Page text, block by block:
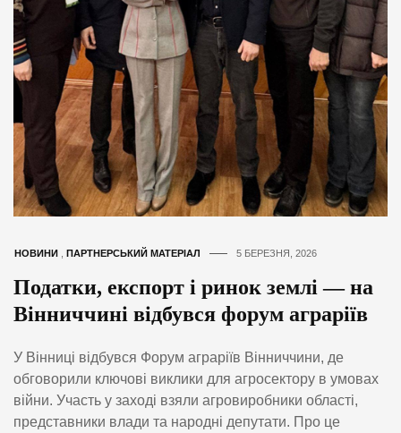
НОВИНИ ПАРТНЕРСЬКИЙ МАТЕРІАЛ 5 БЕРЕЗНЯ, 2026
Податки, експорт і ринок землі — на
Вінниччині відбувся форум аграріїв
У Вінниці відбувся Форум аграріїв Вінниччини, де
обговорили ключові виклики для агросектору в умовах
війни. Участь у заході взяли агровиробники області,
представники влади та народні депутати. Про це